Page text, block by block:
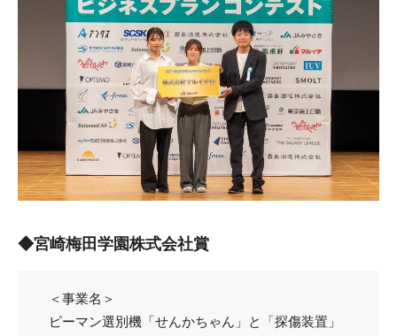
◆宮崎梅田学園株式会社賞
＜事業名＞
ピーマン選別機「せんかちゃん」と「探傷装置」